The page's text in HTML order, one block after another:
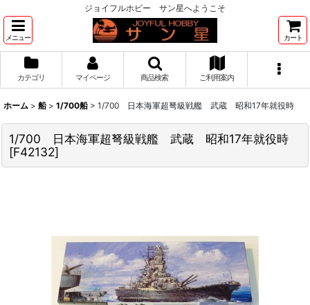
ジョイフルホビー サン星へようこそ
メニュー カート
カテゴリ マイページ 商品検索 ご利用案内
ホーム > 船 > 1/700船 > 1/700 日本海軍超弩級戦艦 武蔵 昭和17年就役時
1/700 日本海軍超弩級戦艦 武蔵 昭和17年就役時
[F42132]